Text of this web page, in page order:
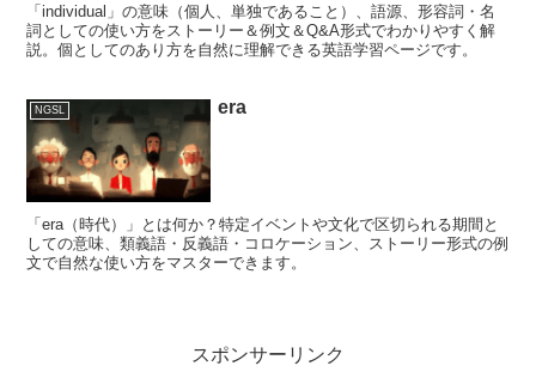
「individual」の意味（個人、単独であること）、語源、形容詞・名
詞としての使い方をストーリー＆例文＆Q&A形式でわかりやすく解
説。個としてのあり方を自然に理解できる英語学習ページです。
NGSL era
「era（時代）」とは何か？特定イベントや文化で区切られる期間と
しての意味、類義語・反義語・コロケーション、ストーリー形式の例
文で自然な使い方をマスターできます。
スポンサーリンク